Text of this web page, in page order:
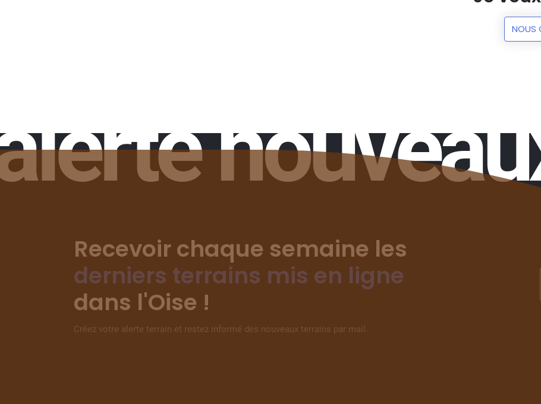
NOUS
Recevoir chaque semaine les
derniers terrains mis en ligne
dans l'Oise !
Créez votre alerte terrain et restez informé des nouveaux terrains par mail.